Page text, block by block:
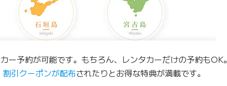
ー予約が可能です。もちろん、レンタカーだけの予約もOK。
割引クーポンが配布されたりとお得な特典が満載です。